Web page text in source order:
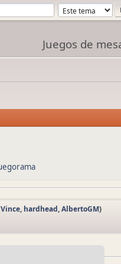
Juegos de
Vince, hardhead,AlbertoGM)